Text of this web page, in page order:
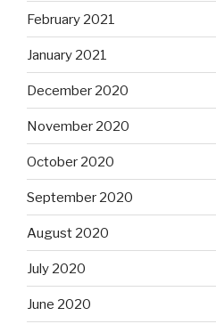
February 2021
January 2021
December 2020
November 2020
October 2020
September 2020
August 2020
July 2020
June 2020